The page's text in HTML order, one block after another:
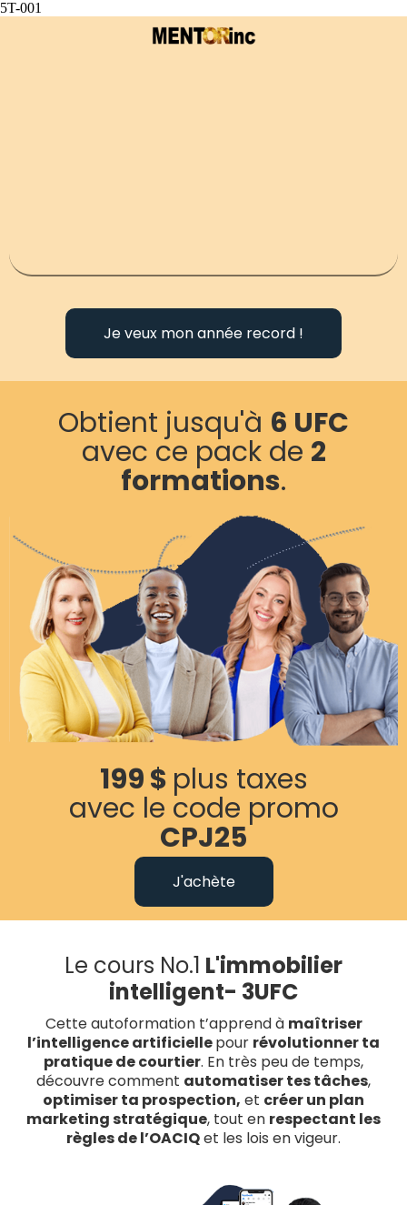
5T-001
Je veux mon année record !
Obtient jusqu'à 6 UFC
avec ce pack de 2
formations.
199 $ plus taxes
avec le code promo
CPJ25
J'achète
Le cours No.1 L'immobilier
intelligent- 3UFC
Cette autoformation t’apprend à maîtriser
l’intelligence artificiellepour révolutionner ta
pratique de courtier. En très peu de temps,
découvre comment automatiser tes tâches,
optimiser ta prospection, et créer un plan
marketing stratégique, tout en respectant les
règles de l’OACIQet les lois en vigeur​​.